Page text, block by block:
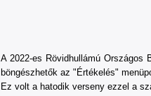
A 2022-es Rövidhullámú
böngészhetők az "Értékelés"
Ez volt a hatodik verseny ezzel a